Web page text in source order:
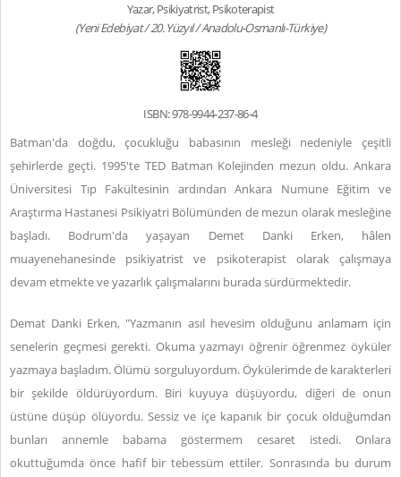
Yazar, Psikiyatrist, Psikoterapist
(Yeni Edebiyat / 20. Yüzyıl / Anadolu-Osmanlı-Türkiye)
ISBN: 978-9944-237-86-4
Batman'da doğdu, çocukluğu babasının mesleği nedeniyle çeşitli
şehirlerde geçti. 1995'te TED Batman Kolejinden mezun oldu. Ankara
Üniversitesi Tıp Fakültesinin ardından Ankara Numune Eğitim ve
Araştırma Hastanesi Psikiyatri Bölümünden de mezun olarak mesleğine
başladı. Bodrum'da yaşayan Demet Danki Erken, hâlen
muayenehanesinde psikiyatrist ve psikoterapist olarak çalışmaya
devam etmekte ve yazarlık çalışmalarını burada sürdürmektedir.
Demat Danki Erken, "Yazmanın asıl hevesim olduğunu anlamam için
senelerin geçmesi gerekti. Okuma yazmayı öğrenir öğrenmez öyküler
yazmaya başladım. Ölümü sorguluyordum. Öykülerimde de karakterleri
bir şekilde öldürüyordum. Biri kuyuya düşüyordu, diğeri de onun
üstüne düşüp ölüyordu. Sessiz ve içe kapanık bir çocuk olduğumdan
bunları annemle babama göstermem cesaret istedi. Onlara
okuttuğumda önce hafif bir tebessüm ettiler. Sonrasında bu durum